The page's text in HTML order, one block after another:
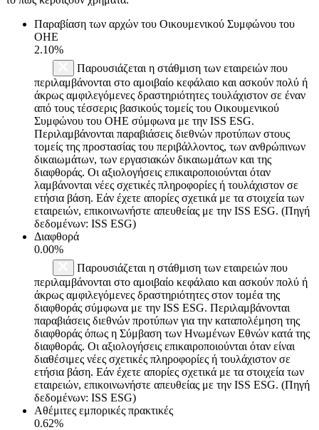
Παραβίαση των αρχών του Οικουμενικού Συμφώνου του
ΟΗΕ
2.10%
Παρουσιάζεται η στάθμιση των εταιρειών που
περιλαμβάνονται στο αμοιβαίο κεφάλαιο και ασκούν πολύ ή
άκρως αμφιλεγόμενες δραστηριότητες τουλάχιστον σε έναν
από τους τέσσερις βασικούς τομείς του Οικουμενικού
Συμφώνου του ΟΗΕ σύμφωνα με την ISS ESG.
Περιλαμβάνονται παραβιάσεις διεθνών προτύπων στους
τομείς της προστασίας του περιβάλλοντος, των ανθρώπινων
δικαιωμάτων, των εργασιακών δικαιωμάτων και της
διαφθοράς. Οι αξιολογήσεις επικαιροποιούνται όταν
λαμβάνονται νέες σχετικές πληροφορίες ή τουλάχιστον σε
ετήσια βάση. Εάν έχετε απορίες σχετικά με τα στοιχεία των
εταιρειών, επικοινωνήστε απευθείας με την ISS ESG. (Πηγή
δεδομένων: ISS ESG)
Διαφθορά
0.00%
Παρουσιάζεται η στάθμιση των εταιρειών που
περιλαμβάνονται στο αμοιβαίο κεφάλαιο και ασκούν πολύ ή
άκρως αμφιλεγόμενες δραστηριότητες στον τομέα της
διαφθοράς σύμφωνα με την ISS ESG. Περιλαμβάνονται
παραβιάσεις διεθνών προτύπων για την καταπολέμηση της
διαφθοράς όπως η Σύμβαση των Ηνωμένων Εθνών κατά της
διαφθοράς. Οι αξιολογήσεις επικαιροποιούνται όταν είναι
διαθέσιμες νέες σχετικές πληροφορίες ή τουλάχιστον σε
ετήσια βάση. Εάν έχετε απορίες σχετικά με τα στοιχεία των
εταιρειών, επικοινωνήστε απευθείας με την ISS ESG. (Πηγή
δεδομένων: ISS ESG)
Αθέμιτες εμπορικές πρακτικές
0.62%